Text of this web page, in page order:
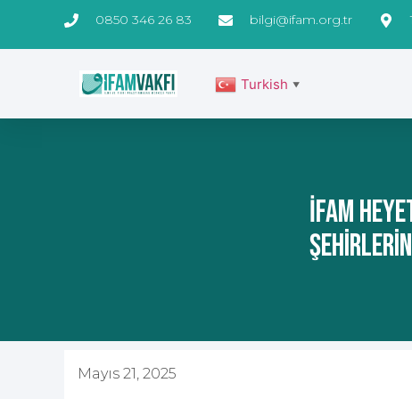
0850 346 26 83 bilgi@ifam.org.tr
Turkish ▼
İFAM
Mayıs 21, 2025